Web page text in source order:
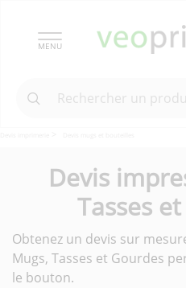
MENU
Devis
Tasses
Obtenez un devis sur
Mugs, Tasses et Gourdes
le bouton.